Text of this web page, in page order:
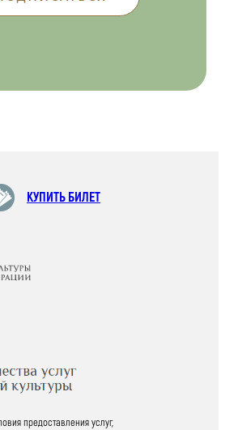
КУПИТЬ БИЛЕТ
предоставления услуг,